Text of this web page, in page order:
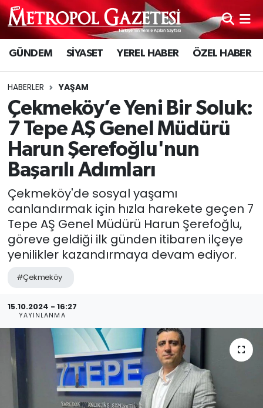
GÜNDEM SİYASET YEREL HABER ÖZEL HABER
HABERLER YAŞAM
Çekmeköy’e Yeni Bir Soluk:
7 Tepe AŞ Genel Müdürü
Harun Şerefoğlu'nun
Başarılı Adımları
Çekmeköy'de sosyal yaşamı
canlandırmak için hızla harekete geçen 7
Tepe AŞ Genel Müdürü Harun Şerefoğlu,
göreve geldiği ilk günden itibaren ilçeye
yenilikler kazandırmaya devam ediyor.
#Çekmeköy
15.10.2024 - 16:27
YAYINLANMA
Hava Durumu
Trafik Durumu
Süper Lig Puan Durumu ve Fikstür
Tüm Manşetler
Son Dakika Haberleri
Haber Arşivi